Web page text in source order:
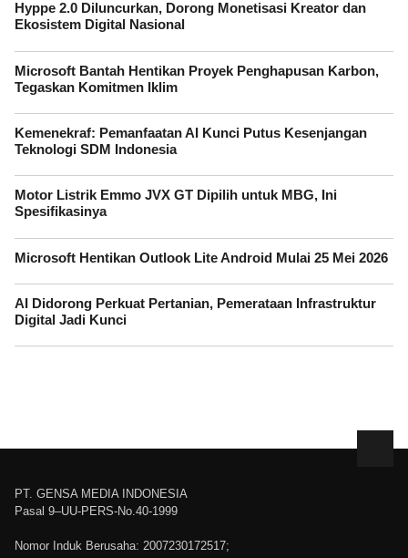
Hyppe 2.0 Diluncurkan, Dorong Monetisasi Kreator dan
Ekosistem Digital Nasional
Microsoft Bantah Hentikan Proyek Penghapusan Karbon,
Tegaskan Komitmen Iklim
Kemenekraf: Pemanfaatan AI Kunci Putus Kesenjangan
Teknologi SDM Indonesia
Motor Listrik Emmo JVX GT Dipilih untuk MBG, Ini
Spesifikasinya
Microsoft Hentikan Outlook Lite Android Mulai 25 Mei 2026
AI Didorong Perkuat Pertanian, Pemerataan Infrastruktur
Digital Jadi Kunci
PT. GENSA MEDIA INDONESIA
Pasal 9–UU-PERS-No.40-1999
Nomor Induk Berusaha: 2007230172517;